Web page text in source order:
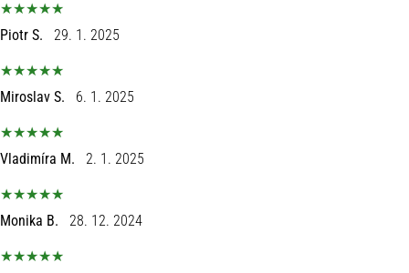
Piotr S. 29. 1. 2025
Miroslav S. 6. 1. 2025
Vladimíra M. 2. 1. 2025
Monika B. 28. 12. 2024